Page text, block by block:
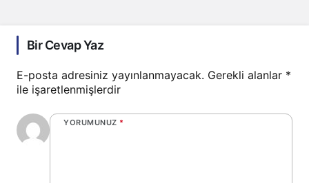
Bir Cevap Yaz
E-posta adresiniz yayınlanmayacak. Gerekli alanlar *
ile işaretlenmişlerdir
YORUMUNUZ *